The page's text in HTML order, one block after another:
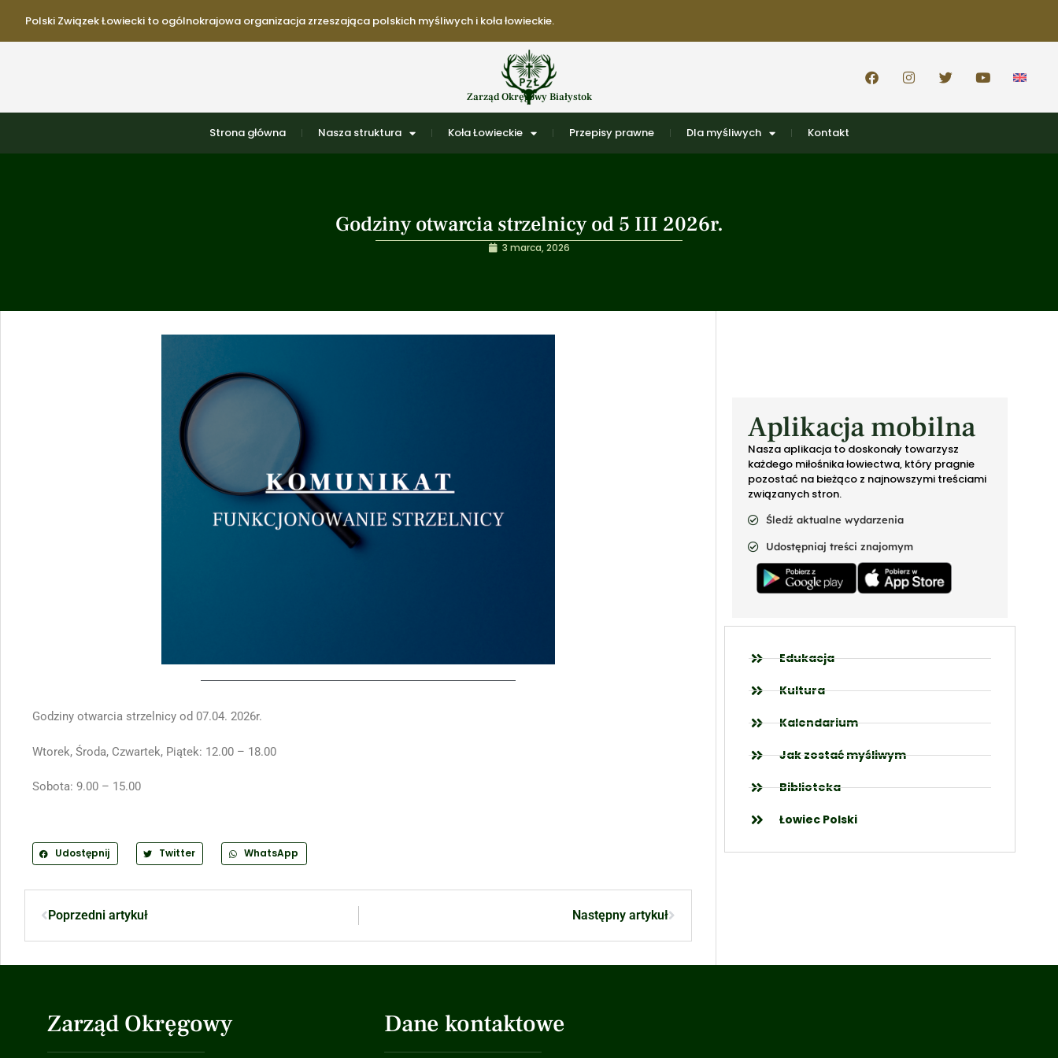
Polski Związek Łowiecki to ogólnokrajowa organizacja zrzeszająca polskich myśliwych i koła łowieckie.
Zarząd Okręgowy Białystok
Strona główna Nasza struktura Koła Łowieckie Przepisy prawne Dla myśliwych Kontakt
Godziny otwarcia strzelnicy od 5 III 2026r.
3 marca, 2026
Godziny otwarcia strzelnicy od 07.04. 2026r.
Wtorek, Środa, Czwartek, Piątek: 12.00 – 18.00
Sobota: 9.00 – 15.00
Udostępnij Twitter WhatsApp
Poprzedni artykuł Następny artykuł
Aplikacja mobilna
Nasza aplikacja to doskonały towarzysz
każdego miłośnika łowiectwa, który pragnie
pozostać na bieżąco z najnowszymi treściami
związanych stron.
Śledź aktualne wydarzenia
Udostępniaj treści znajomym
Edukacja
Kultura
Kalendarium
Jak zostać myśliwym
Biblioteka
Łowiec Polski
Zarząd Okręgowy Dane kontaktowe